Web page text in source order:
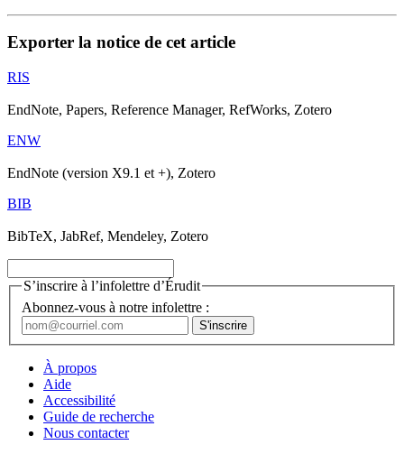
Exporter la notice de cet article
RIS
EndNote, Papers, Reference Manager, RefWorks, Zotero
ENW
EndNote (version X9.1 et +), Zotero
BIB
BibTeX, JabRef, Mendeley, Zotero
S’inscrire à l’infolettre d’Érudit
Abonnez-vous à notre infolettre :
À propos
Aide
Accessibilité
Guide de recherche
Nous contacter